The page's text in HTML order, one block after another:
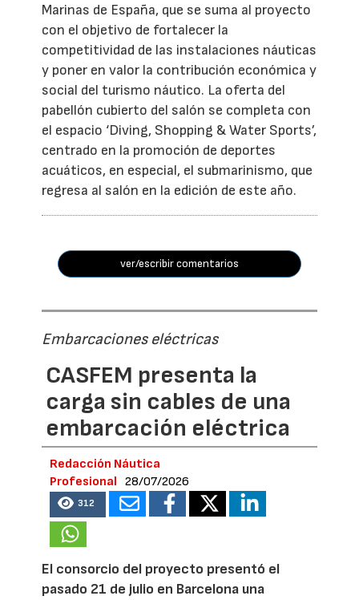
Marinas de España, que se suma al proyecto
con el objetivo de fortalecer la
competitividad de las instalaciones náuticas
y poner en valor la contribución económica y
social del turismo náutico. La oferta del
pabellón cubierto del salón se completa con
el espacio ‘Diving, Shopping & Water Sports’,
centrado en la promoción de deportes
acuáticos, en especial, el submarinismo, que
regresa al salón en la edición de este año.
ver/escribir comentarios
Embarcaciones eléctricas
CASFEM presenta la
carga sin cables de una
embarcación eléctrica
Redacción Náutica
Profesional
28/07/2026
312
El consorcio del proyecto presentó el
pasado 21 de julio en Barcelona una